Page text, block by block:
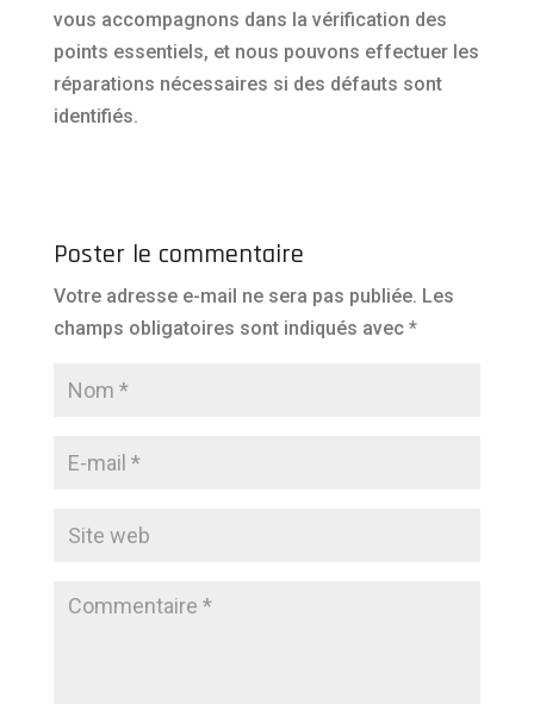
vous accompagnons dans la vérification des
points essentiels, et nous pouvons effectuer les
réparations nécessaires si des défauts sont
identifiés.
Poster le commentaire
Votre adresse e-mail ne sera pas publiée. Les
champs obligatoires sont indiqués avec *